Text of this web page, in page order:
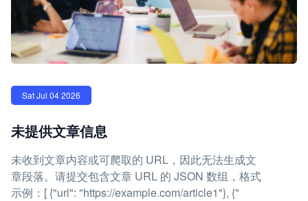
Sat Jul 04 2026
未提供文章信息
未收到文章内容或可爬取的 URL，因此无法生成文
章段落。请提交包含文章 URL 的 JSON 数组，格式
示例：[ {"url": "https://example.com/article1"}, {"